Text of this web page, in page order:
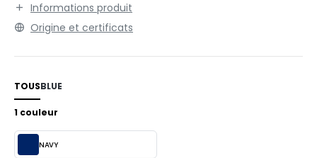
PROFESSIONNELLE
Informations produit
Origine et certificats
TOUSBLUE
1 couleur
NAVY